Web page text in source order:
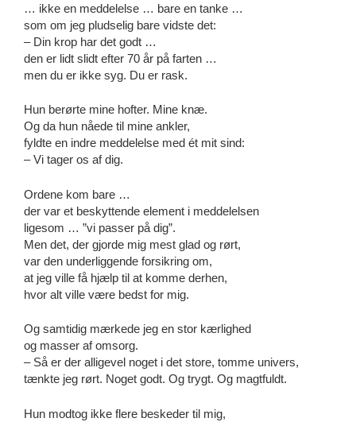
… ikke en meddelelse … bare en tanke …
som om jeg pludselig bare vidste det:
– Din krop har det godt …
den er lidt slidt efter 70 år på farten …
men du er ikke syg. Du er rask.
Hun berørte mine hofter. Mine knæ.
Og da hun nåede til mine ankler,
fyldte en indre meddelelse med ét mit sind:
– Vi tager os af dig.
Ordene kom bare …
der var et beskyttende element i meddelelsen
ligesom … ”vi passer på dig”.
Men det, der gjorde mig mest glad og rørt,
var den underliggende forsikring om,
at jeg ville få hjælp til at komme derhen,
hvor alt ville være bedst for mig.
Og samtidig mærkede jeg en stor kærlighed
og masser af omsorg.
– Så er der alligevel noget i det store, tomme univers,
tænkte jeg rørt. Noget godt. Og trygt. Og magtfuldt.
Hun modtog ikke flere beskeder til mig,